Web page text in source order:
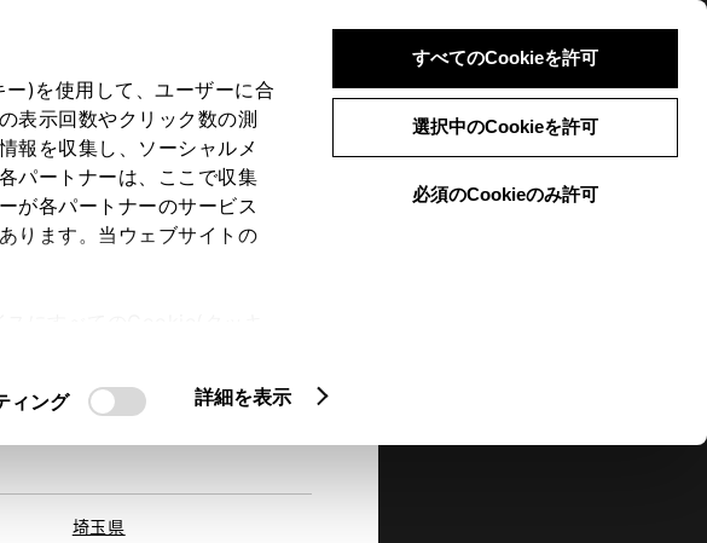
)を使用して、ユーザーに合
表示回数やクリック数の測
報を収集し、ソーシャルメ
パートナーは、ここで収集
が各パートナーのサービス
ります。当ウェブサイトの
ィング 詳細を表示
すべてのCookieを許可
選択中のCookieを許可
必須のCookieのみ許可
ログイン 検索 メニュー
秋田県
埼玉県
メニュー
。
た。
試し下さい。